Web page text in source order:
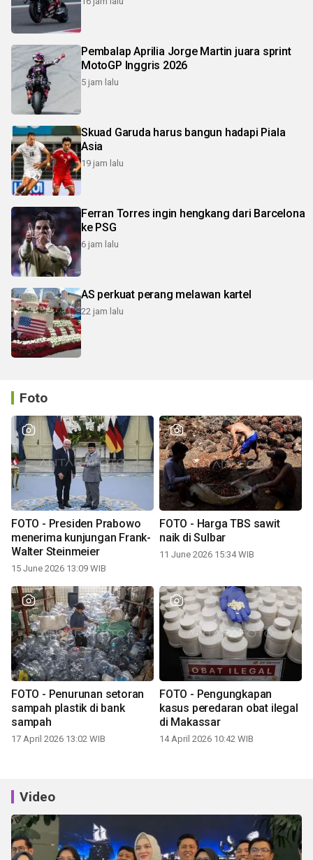
Pembalap Aprilia Jorge Martin juara sprint
MotoGP Inggris 2026
5 jam lalu
Skuad Garuda harus bangun hadapi Piala
Asia
19 jam lalu
Ferran Torres ingin hengkang dari Barcelona
ke PSG
6 jam lalu
AS perkuat perang melawan kartel
22 jam lalu
Foto
FOTO - Presiden Prabowo
menerima kunjungan Frank-
Walter Steinmeier
15 June 2026 13:09 WIB
FOTO - Harga TBS sawit
naik di Sulbar
11 June 2026 15:34 WIB
FOTO - Penurunan setoran
sampah plastik di bank
sampah
17 April 2026 13:02 WIB
FOTO - Pengungkapan
kasus peredaran obat ilegal
di Makassar
14 April 2026 10:42 WIB
Video